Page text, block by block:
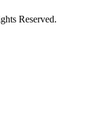
Reserved.